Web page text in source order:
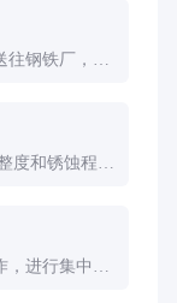
往钢铁厂，橡
度和锈蚀程
，进行集中拆